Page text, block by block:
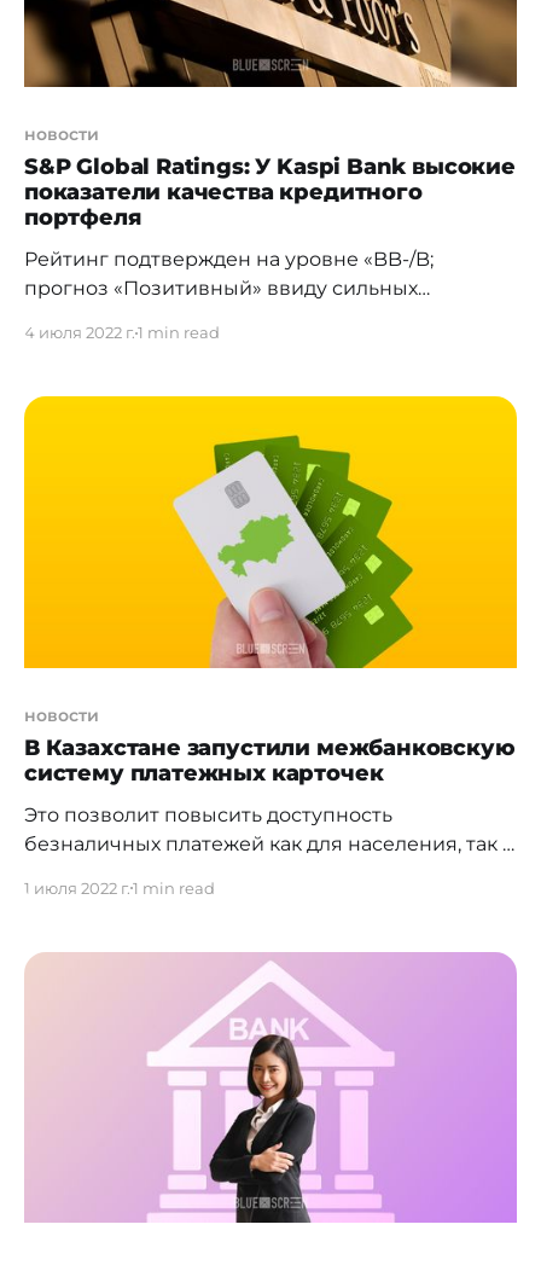
новости
S&P Global Ratings: У Kaspi Bank высокие
показатели качества кредитного
портфеля
Рейтинг подтвержден на уровне «BB-/B;
прогноз «Позитивный» ввиду сильных
краткосрочный кредитные рейтинги эмитента
АО "Kaspi Bank" на уровне "ВВ-/В", рейтинг
эмитента по национальной шкале — на уровне
"kzА". Прогноз по рейтингам — "Позитивный".
Михаил Ломтадзе, сооснователь
4 июля 2022 г.1 min read
новости
В Казахстане запустили межбанковскую
систему платежных карточек
Это позволит повысить доступность
безналичных платежей как для населения, так и
сообщил о запуске Межбанковской системы
обработки транзакций между банками, которые
проводят с помощью платежных карт на
территории Казахстана. Это следующий шаг
после запуска системы мгновенных платежей и
межбанковских переводов
1 июля 2022 г.1 min read